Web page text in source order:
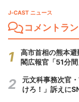
J-CAST ニュース
コメントラ
高市首相の熊本
閣広報官「51分
元文科事務次官
けろ！」訴えに